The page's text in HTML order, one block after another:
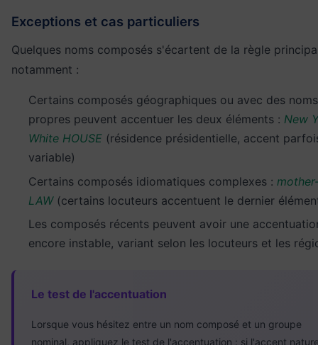
Exceptions et cas particuliers
Quelques noms composés s'écartent de la règle
notamment :
Certains composés géographiques ou avec des noms
propres peuvent accentuer les deux éléments : New
White HOUSE (résidence présidentielle, accent
variable)
Certains composés idiomatiques complexes :
LAW(certains locuteurs accentuent le dernier
Les composés récents peuvent avoir une
encore instable, variant selon les locuteurs et les
Le test de l'accentuation
Lorsque vous hésitez entre un nom composé et un groupe
nominal, appliquez le test de l'accentuation : si l'accent